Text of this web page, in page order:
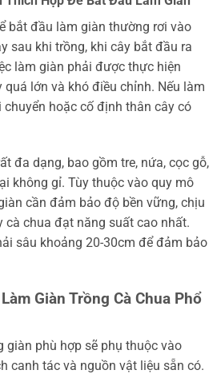
bắt đầu làm giàn thường rơi vào
sau khi trồng, khi cây bắt đầu ra
làm giàn phải được thực hiện
lớn và khó điều chỉnh. Nếu làm
hoặc cố định thân cây có
đa dạng, bao gồm tre, nứa, cọc gỗ,
không gỉ. Tùy thuộc vào quy mô
cần đảm bảo độ bền vững, chịu
chua đạt năng suất cao nhất.
sâu khoảng 20-30cm để đảm bảo
Giàn Trồng Cà Chua Phổ
giàn phù hợp sẽ phụ thuộc vào
canh tác và nguồn vật liệu sẵn có.